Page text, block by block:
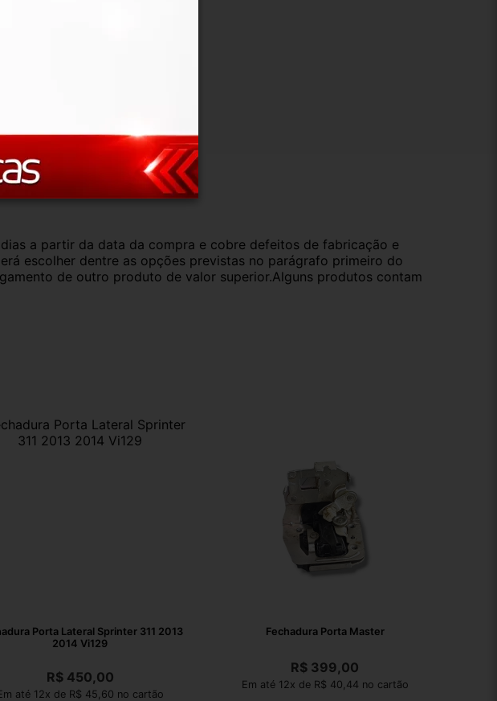
Troca e Devolução
a partir da data da compra e cobre defeitos de fabricação e
escolher dentre as opções previstas no parágrafo primeiro do
de outro produto de valor superior.Alguns produtos contam
Porta Lateral Sprinter 311 2013
2014 Vi129
R$450,00
até 12x de R$ 45,60 no cartão
Fechadura Porta Master
R$ 399,00
Em até 12x de R$ 40,44 no cartão